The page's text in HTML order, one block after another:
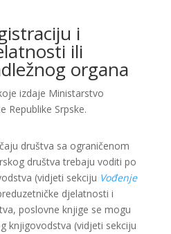
i
ili
organa
izdaje Ministarstvo
Republike Srpske.
društva sa ograničenom
društva trebaju voditi po
(vidjeti sekciju Vođenje
djelatnosti i
poslovne knjige se mogu
knjigovodstva (vidjeti sekciju